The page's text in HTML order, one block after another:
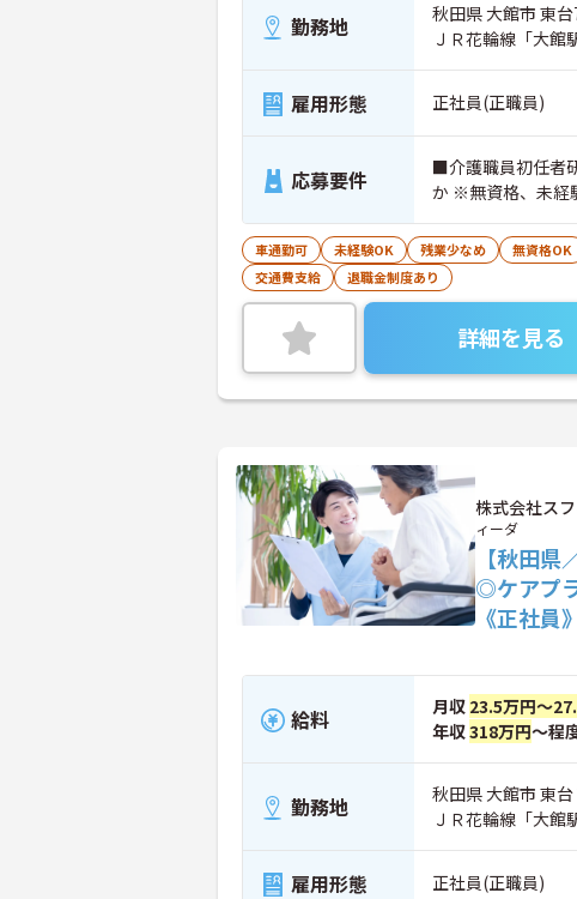
勤務地
秋田県 大館市 東
ＪＲ花輪線「大館
雇用形態 正社員(正職員)
応募要件
■介護職員初任者
か ※無資格、未経
車通勤可 未経験OK 残業少なめ 無資格OK
交通費支給
退職金制度あり
詳細を見る
株式会社ス
ィーダ
【秋田
◎ケアプ
《正社員》
給料 月収 23.5万円～
年収318万円～程
勤務地
秋田県 大館市 東
ＪＲ花輪線「大館
雇用形態 正社員(正職員)